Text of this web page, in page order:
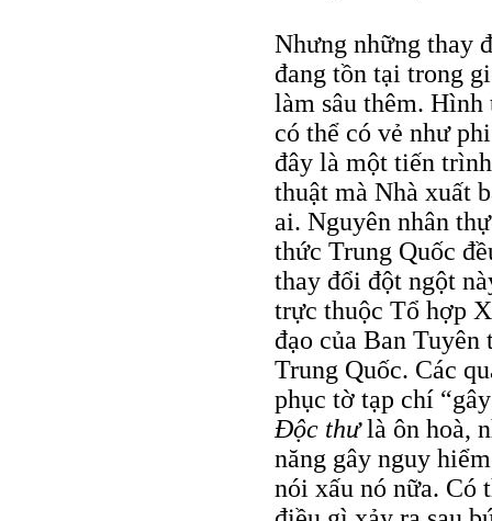
Nhưng những thay
đang tồn tại trong
làm sâu thêm.
có thể có vẻ như
đây là một tiến
thuật mà Nhà xuất
ai. Nguyên nhân
thức Trung Quốc
thay đổi đột ngột
trực thuộc Tổ hợp
đạo của Ban
Trung Quốc. Các
phục tờ tạp chí
Ðộc thưlà ôn hoà,
năng gây nguy
nói xấu nó nữa. Có